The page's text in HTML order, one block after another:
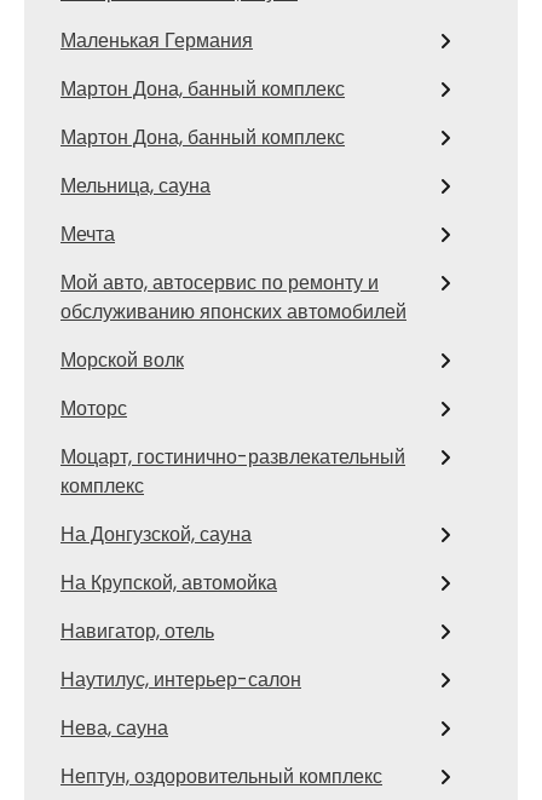
Маленькая Германия
Мартон Дона, банный комплекс
Мартон Дона, банный комплекс
Мельница, сауна
Мечта
Мой авто, автосервис по ремонту и
обслуживанию японских автомобилей
Морской волк
Моторс
Моцарт, гостинично-развлекательный
комплекс
На Донгузской, сауна
На Крупской, автомойка
Навигатор, отель
Наутилус, интерьер-салон
Нева, сауна
Нептун, оздоровительный комплекс